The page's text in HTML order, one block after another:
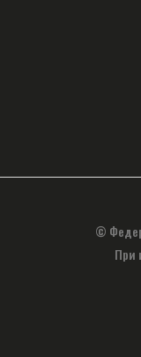
©
При